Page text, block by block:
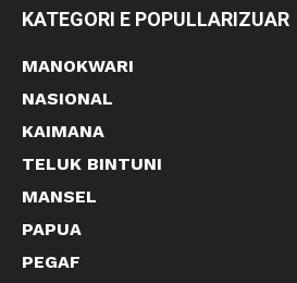
KATEGORI E POPULLARIZUAR
MANOKWARI
NASIONAL
KAIMANA
TELUK BINTUNI
MANSEL
PAPUA
PEGAF